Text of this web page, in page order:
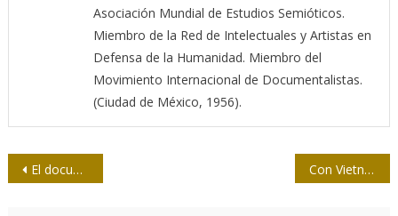
Asociación Mundial de Estudios Semióticos.
Miembro de la Red de Intelectuales y Artistas en
Defensa de la Humanidad. Miembro del
Movimiento Internacional de Documentalistas.
(Ciudad de México, 1956).
Navegación
El documental que ajusta cuentas con Leni Riefenstahl Con Vietnam, hasta nuestra propia tinta